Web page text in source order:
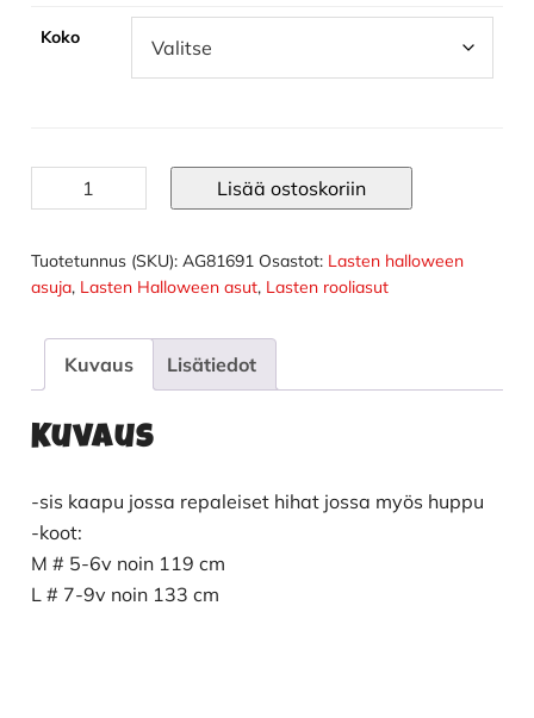
Koko
halloween
mustakaapu
määrä
Lisää ostoskoriin
Tuotetunnus (SKU): AG81691 Osastot: Lasten halloween
asuja, Lasten Halloween asut, Lasten rooliasut
Kuvaus Lisätiedot
Kuvaus
-sis kaapu jossa repaleiset hihat jossa myös huppu
-koot:
M # 5-6v noin 119 cm
L # 7-9v noin 133 cm